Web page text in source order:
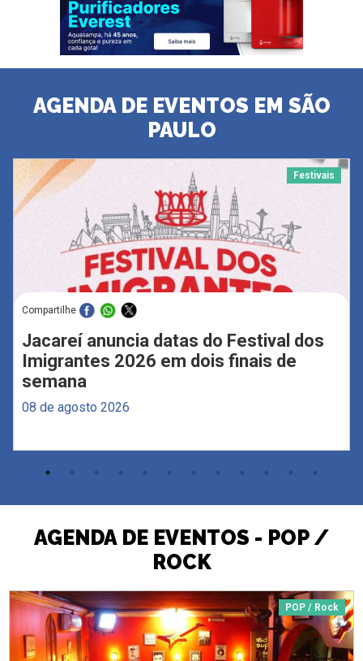
AGENDA DE EVENTOS EM SÃO
PAULO
Festivais
Compartilhe
Jacareí anuncia datas do Festival dos
Imigrantes 2026 em dois finais de
semana
08 de agosto 2026
AGENDA DE EVENTOS - POP /
ROCK
POP / Rock